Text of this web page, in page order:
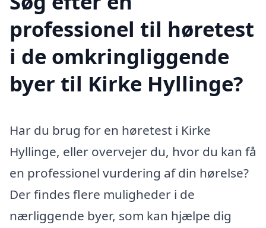
professionel til høretest
i de omkringliggende
byer til Kirke Hyllinge?
Har du brug for en høretest i Kirke
Hyllinge, eller overvejer du, hvor du kan få
en professionel vurdering af din hørelse?
Der findes flere muligheder i de
nærliggende byer, som kan hjælpe dig